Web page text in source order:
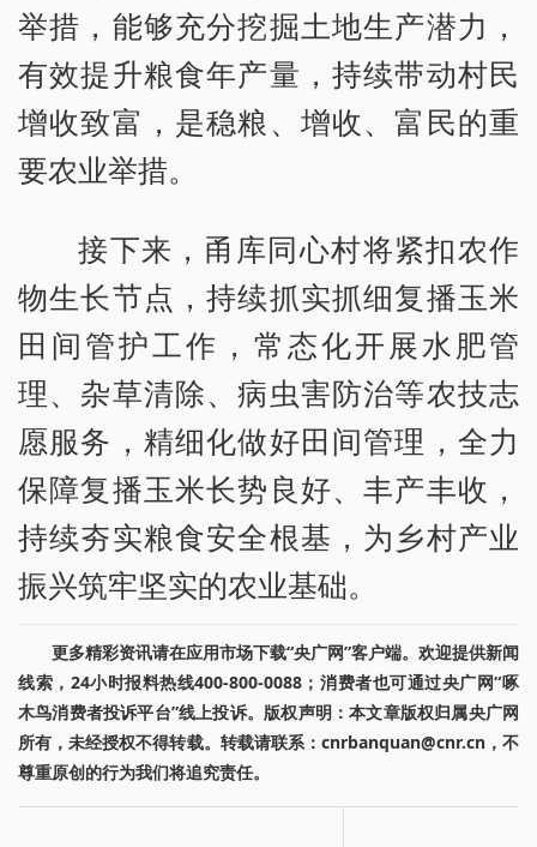
举措，能够充分挖掘土地生产潜力，
有效提升粮食年产量，持续带动村民
增收致富，是稳粮、增收、富民的重
要农业举措。
接下来，甬库同心村将紧扣农作
物生长节点，持续抓实抓细复播玉米
田间管护工作，常态化开展水肥管
理、杂草清除、病虫害防治等农技志
愿服务，精细化做好田间管理，全力
保障复播玉米长势良好、丰产丰收，
持续夯实粮食安全根基，为乡村产业
振兴筑牢坚实的农业基础。
更多精彩资讯请在应用市场下载“央广网”客户端。欢迎提供新闻
线索，24小时报料热线400-800-0088；消费者也可通过央广网“啄
木鸟消费者投诉平台”线上投诉。版权声明：本文章版权归属央广网
所有，未经授权不得转载。转载请联系：cnrbanquan@cnr.cn，不
尊重原创的行为我们将追究责任。